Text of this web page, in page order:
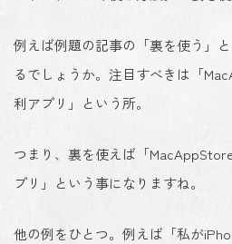
例えば例題の記事の「裏を使う」
るでしょうか。注目すべきは「
利アプリ」という所。
つまり、裏を使えば「
プリ」という事になりますね。
他の例をひとつ。例えば「私が